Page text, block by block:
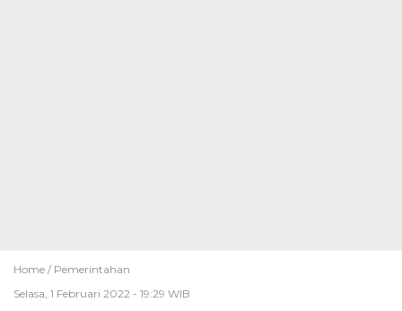
Home / Pemerintahan
Selasa, 1 Februari 2022 - 19:29 WIB